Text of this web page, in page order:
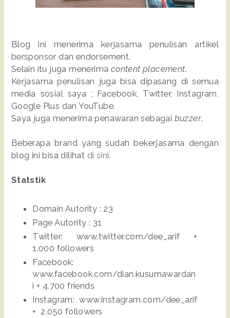
Blog ini menerima kerjasama penulisan artikel
bersponsor dan endorsement.
Selain itu juga menerima content placement.
Kerjasama penulisan juga bisa dipasang di semua
media sosial saya ; Facebook, Twitter, Instagram,
Google Plus dan YouTube.
Saya juga menerima penawaran sebagai buzzer.
Beberapa brand yang sudah bekerjasama dengan
blog ini bisa dilihat di sini.
Statstik
Domain Autority : 23
Page Autority : 31
Twitter: www.twitter.com/dee_arif +
1.000 followers
Facebook:
www.facebook.com/dian.kusumawardan
i + 4.700 friends
Instagram: www.instagram.com/dee_arif
+ 2.050 followers